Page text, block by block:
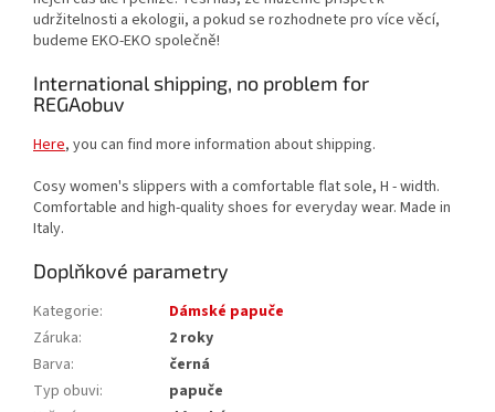
udržitelnosti a ekologii, a pokud se rozhodnete pro více věcí,
budeme EKO-EKO společně!
International shipping, no problem for
REGAobuv
Here, you can find more information about shipping.
Cosy women's slippers with a comfortable flat sole, H - width.
Comfortable and high-quality shoes for everyday wear. Made in
Italy.
Doplňkové parametry
Kategorie:
Dámské papuče
Záruka:
2 roky
Barva:
černá
Typ obuvi:
papuče